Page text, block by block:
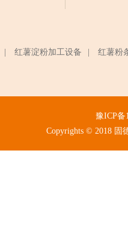
红薯淀粉加工设备 红薯粉
豫ICP备
Copyrights © 2018 固